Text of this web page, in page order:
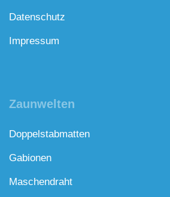
Datenschutz
Impressum
Zaunwelten
Doppelstabmatten
Gabionen
Maschendraht